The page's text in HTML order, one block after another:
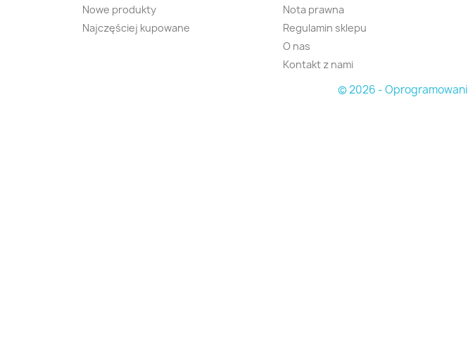
Nowe produkty
Najczęściej kupowane
Nota prawna
Regulamin sklepu
O nas
Kontakt z nami
© 2026 -